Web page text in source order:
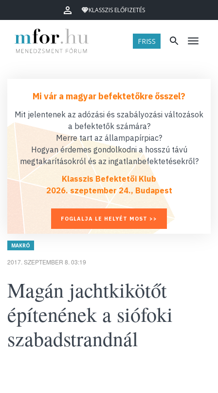
KLASSZIS ELŐFIZETÉS
FRISS Menü
Mi vár a magyar befektetőkre ősszel?
Mit jelentenek az adózási és szabályozási változások
a befektetők számára?
Merre tart az állampapírpiac?
Hogyan érdemes gondolkodni a hosszú távú
megtakarításokról és az ingatlanbefektetésekről?
Klasszis Befektetői Klub
2026. szeptember 24., Budapest
FOGLALJA LE HELYÉT MOST >>
MAKRÓ
2017. SZEPTEMBER 8. 03:19
Magán jachtkikötőt
építenének a siófoki
szabadstrandnál